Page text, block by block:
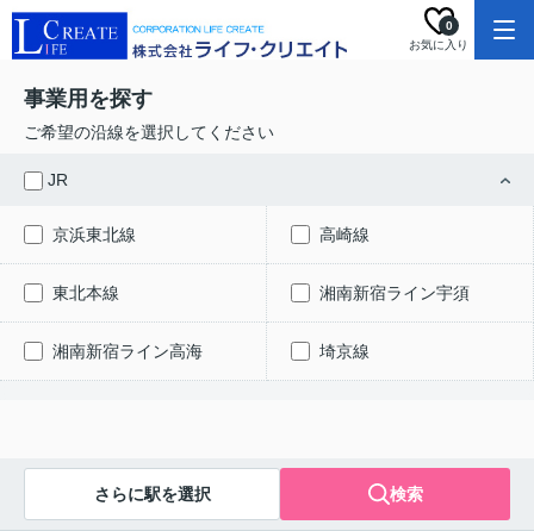
お気に入り
0
事業用を探す
ご希望の沿線を選択してください
JR
京浜東北線 高崎線
東北本線 湘南新宿ライン宇須
湘南新宿ライン高海 埼京線
さらに駅を選択 検索